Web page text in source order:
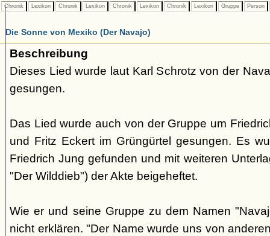
Chronik Lexikon Chronik Lexikon Chronik Lexikon Chronik Lexikon Gruppe Person
Die Sonne von Mexiko (Der Navajo)
Beschreibung
Dieses Lied wurde laut Karl Schrotz von der
gesungen.
Das Lied wurde auch von der Gruppe um
und Fritz Eckert im Grüngürtel gesungen. Es
Friedrich Jung gefunden und mit weiteren
"Der Wilddieb") der Akte beigeheftet.
Wie er und seine Gruppe zu dem Namen
nicht erklären. "Der Name wurde uns von